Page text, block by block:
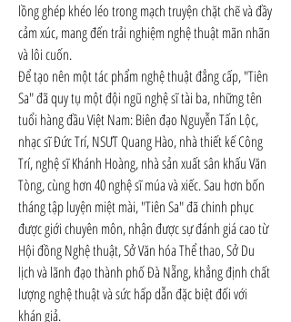
lồng ghép khéo léo trong mạch truyện chặt chẽ và đầy
cảm xúc, mang đến trải nghiệm nghệ thuật mãn nhãn
và lôi cuốn.
Để tạo nên một tác phẩm nghệ thuật đẳng cấp, "Tiên
Sa" đã quy tụ một đội ngũ nghệ sĩ tài ba, những tên
tuổi hàng đầu Việt Nam: Biên đạo Nguyễn Tấn Lộc,
nhạc sĩ Đức Trí, NSƯT Quang Hào, nhà thiết kế Công
Trí, nghệ sĩ Khánh Hoàng, nhà sản xuất sân khấu Văn
Tòng, cùng hơn 40 nghệ sĩ múa và xiếc. Sau hơn bốn
tháng tập luyện miệt mài, "Tiên Sa" đã chinh phục
được giới chuyên môn, nhận được sự đánh giá cao từ
Hội đồng Nghệ thuật, Sở Văn hóa Thể thao, Sở Du
lịch và lãnh đạo thành phố Đà Nẵng, khẳng định chất
lượng nghệ thuật và sức hấp dẫn đặc biệt đối với
khán giả.